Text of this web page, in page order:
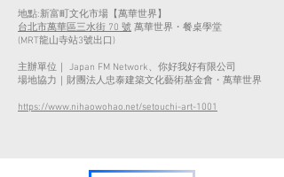
地點:新富町文化市場【萬華世界】
台北市萬華區三水街 70 號 萬華世界・餐桌學堂
(MRT龍山寺站3號出口)
主辦單位｜ Japan FM Network、你好我好有限公司
場地協力｜財團法人忠泰建築文化藝術基金會・萬華世界
https://www.nihaowohao.net/setouchi-art-1001